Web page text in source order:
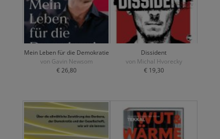
Mein Leben für die Demokratie
von Gavin Newsom
€ 26,80
Dissident
von Michal Hvorecky
€ 19,30